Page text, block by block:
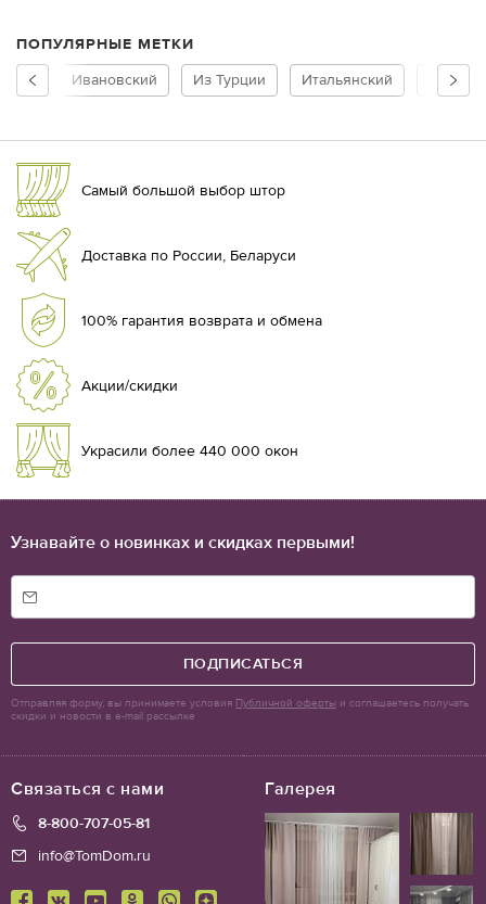
Цены на домашний текстиль в нашем магазине остаются
производителей, что позволяет нам гарантировать высокое
качество и отсутствие больших накруток.
Доставка заказов по Москве и Московской области
осуществляется курьерской службой, также можно
самостоятельно забрать заказ из нашего магазина в любое
удобное время. В другие точки России заказы могут быть
отправлены почтой.
ПОПУЛЯРНЫЕ МЕТКИ
Ивановский
Из Турции Итальянский По
Самый большой выбор штор
Доставка по России, Беларуси
100% гарантия возврата и обмена
Акции/скидки
Украсили более 440 000 окон
Галерея
Связаться с нами
8-800-707-05-81
info@TomDom.ru
Узнавайте о новинках и скидках первыми!
ПОДПИСАТЬСЯ
Отправляя форму, вы принимаете условия Публичной оферты и соглашаетесь получать
скидки и новости в e-mail рассылке